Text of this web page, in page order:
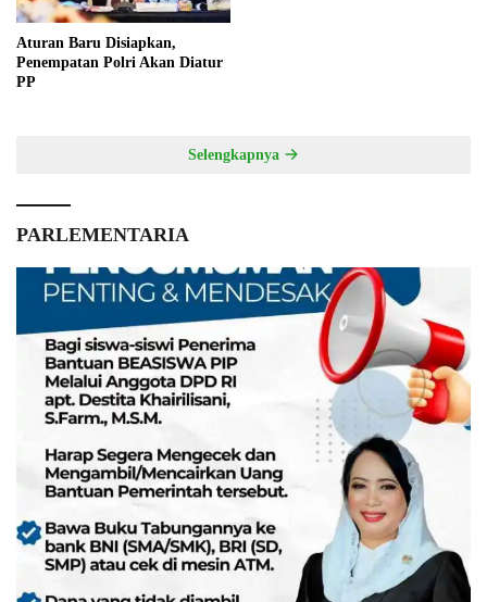
Aturan Baru Disiapkan,
Penempatan Polri Akan Diatur
PP
Selengkapnya
PARLEMENTARIA